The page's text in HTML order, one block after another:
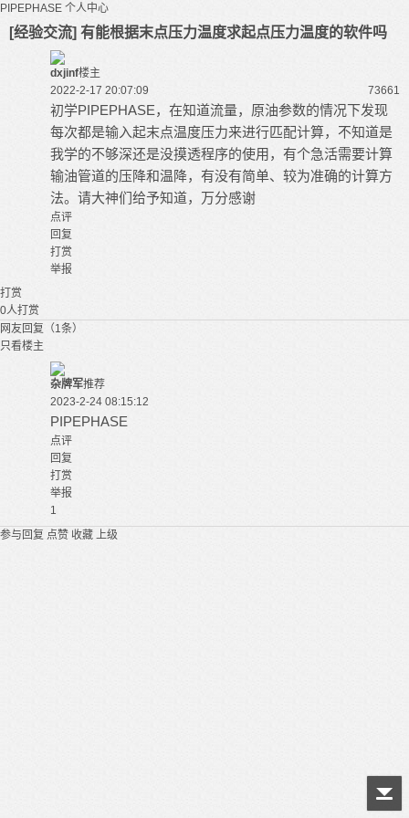
PIPEPHASE 个人中心
[经验交流] 有能根据末点压力温度求起点压力温度的软件吗
dxjinf楼主
2022-2-17 20:07:09
73661
初学PIPEPHASE，在知道流量，原油参数的情况下发现
每次都是输入起末点温度压力来进行匹配计算，不知道是
我学的不够深还是没摸透程序的使用，有个急活需要计算
输油管道的压降和温降，有没有简单、较为准确的计算方
法。请大神们给予知道，万分感谢
点评
回复
打赏
举报
打赏
0人打赏
网友回复（1条）
只看楼主
杂牌军推荐
2023-2-24 08:15:12
PIPEPHASE
点评
回复
打赏
举报
1
参与回复 点赞 收藏 上级